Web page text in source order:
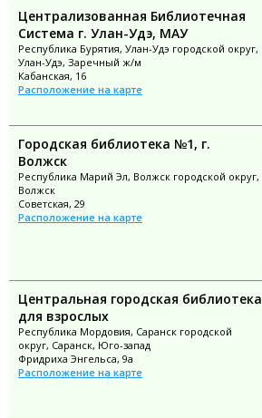
Централизованная Библиотечная
Система г. Улан-Удэ, МАУ
Республика Бурятия, Улан-Удэ городской округ,
Улан-Удэ, Заречный ж/м
Кабанская, 16
Расположение на карте
Городская библиотека №1, г.
Волжск
Республика Марий Эл, Волжск городской округ,
Волжск
Советская, 29
Расположение на карте
Центральная городская библиотека
для взрослых
Республика Мордовия, Саранск городской
округ, Саранск, Юго-запад
Фридриха Энгельса, 9а
Расположение на карте